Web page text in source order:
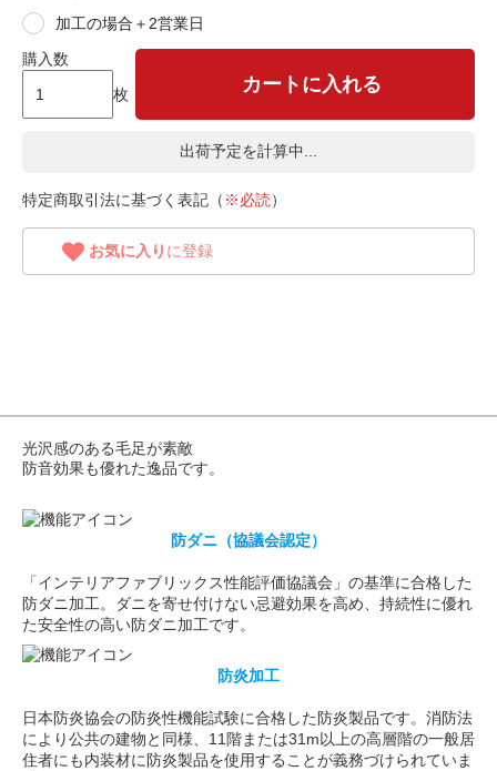
加工の場合＋2営業日
購入数
枚
カートに入れる
出荷予定を計算中...
特定商取引法に基づく表記（ ※必読）
お気に入り に登録
光沢感のある毛足が素敵
防音効果も優れた逸品です。
防ダニ（協議会認定）
「インテリアファブリックス性能評価協議会」の基準に合格した
防ダニ加工。ダニを寄せ付けない忌避効果を高め、持続性に優れ
た安全性の高い防ダニ加工です。
防炎加工
日本防炎協会の防炎性機能試験に合格した防炎製品です。消防法
により公共の建物と同様、11階または31m以上の高層階の一般居
住者にも内装材に防炎製品を使用することが義務づけられていま